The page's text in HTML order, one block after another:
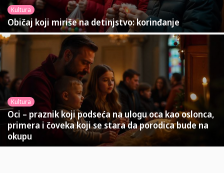
Kultura
Običaj koji miriše na detinjstvo: korinđanje
Kultura
Oci – praznik koji podseća na ulogu oca kao oslonca,
primera i čoveka koji se stara da porodica bude na
okupu